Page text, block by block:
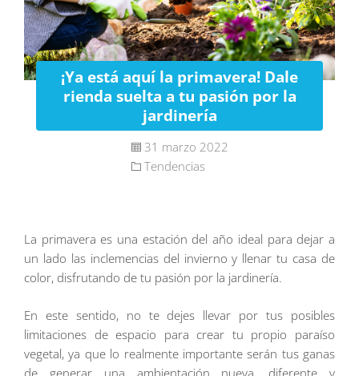
¡Ya está aquí la primavera! Dale
rienda suelta a tu pasión por la
jardinería
31 marzo 2022
Tendencias
La primavera es una estación del año ideal para dejar a
un lado las inclemencias del invierno y llenar tu casa de
color, disfrutando de tu pasión por la jardinería.
En este sentido, no te dejes llevar por tus posibles
limitaciones de espacio para crear tu propio paraíso
vegetal, ya que lo realmente importante serán tus ganas
de generar una ambientación nueva, diferente y